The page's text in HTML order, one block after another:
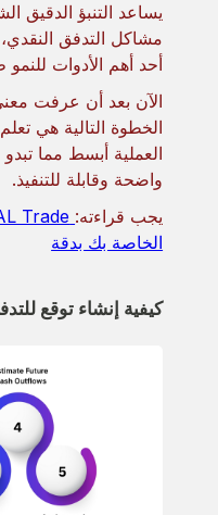
يساعد التنبؤ الدقيق
مشاكل التدفق النقدي،
أحد أهم الأدوات
الآن بعد أن عرفت معنى
الخطوة التالية هي
العملية أبسط مما
واضحة وقابلة للتنفيذ.
يجب قراءته:
الخاصة بك بدقة
كيفية إنشاء توقع